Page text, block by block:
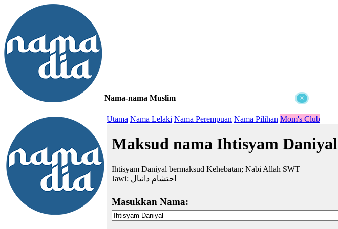
×
Nama-nama Muslim
Utama Nama Lelaki Nama Perempuan Nama Pilihan Mom's Club
Maksud nama Ihtisyam Daniyal
Ihtisyam Daniyal bermaksud Kehebatan; Nabi Allah SWT
Jawi: احتشام دانيال
Masukkan Nama: